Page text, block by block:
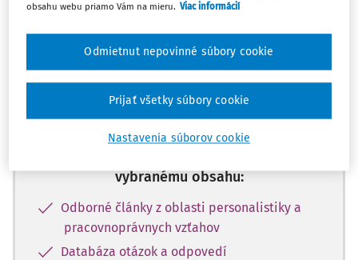
Celý odborný obsah z tejto oblasti je
dostupný predplatiteľom portálu.
a získajte prístup na 10 dní zdarma, stačí
vybranému obsahu:
Odborné články z oblasti personalistiky a
pracovnoprávnych vzťahov
Databáza otázok a odpovedí
obsahu webu priamo Vám na mieru. Viac informácií
Nastavenia súborov cookie
Odmietnut nepovinné súbory cookie
Prijať všetky súbory cookie